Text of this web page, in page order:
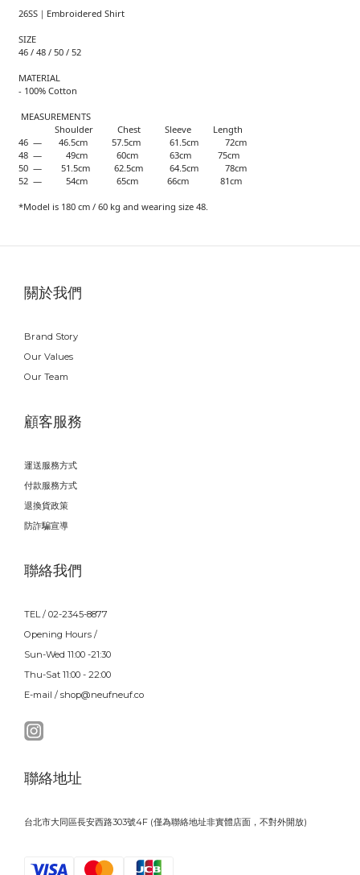
26SS｜Embroidered Shirt
SIZE
46 / 48 / 50 / 52
MATERIAL
- 100% Cotton
MEASUREMENTS
Shoulder Chest Sleeve Length
46 — 46.5cm 57.5cm 61.5cm 72cm
48 — 49cm 60cm 63cm 75cm
50 — 51.5cm 62.5cm 64.5cm 78cm
52 — 54cm 65cm 66cm 81cm
*Model is 180 cm / 60 kg and wearing size 48.
關於我們
Brand Story
Our Values
Our Team
顧客服務
運送服務方式
付款服務方式
退換貨政策
防詐騙宣導
聯絡我們
TEL / 02-2345-8877
Opening Hours /
Sun-Wed 11:00 -21:30
Thu-Sat 11:00 - 22:00
E-mail / shop@neufneuf.co
聯絡地址
台北市大同區長安西路303號4F (僅為聯絡地址非實體店面，不對外開放)